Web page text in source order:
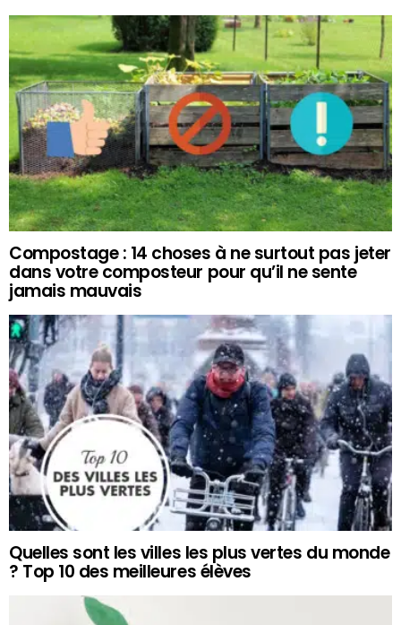
Compostage : 14 choses à ne surtout pas jeter
dans votre composteur pour qu’il ne sente
jamais mauvais
Quelles sont les villes les plus vertes du monde
? Top 10 des meilleures élèves